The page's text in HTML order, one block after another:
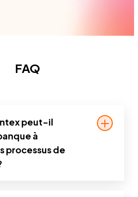
FAQ
peut-il
à
processus de